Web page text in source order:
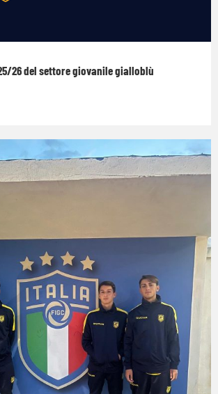
26 del settore giovanile gialloblù